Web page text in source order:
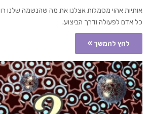
אותיות אהוי מסמלות אצלנו את מה שהנשמה שלנו
כל אדם לפעולה ודרך הביצוע.
לחץ להמשך »